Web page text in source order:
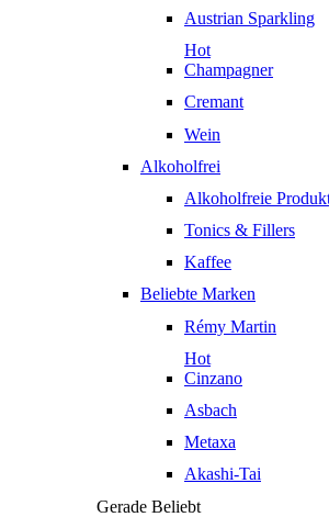
Austrian Sparkling
Hot
Champagner
Cremant
Wein
Alkoholfrei
Alkoholfreie
Tonics & Fillers
Kaffee
Beliebte Marken
Rémy Martin
Hot
Cinzano
Asbach
Metaxa
Akashi-Tai
Gerade Beliebt